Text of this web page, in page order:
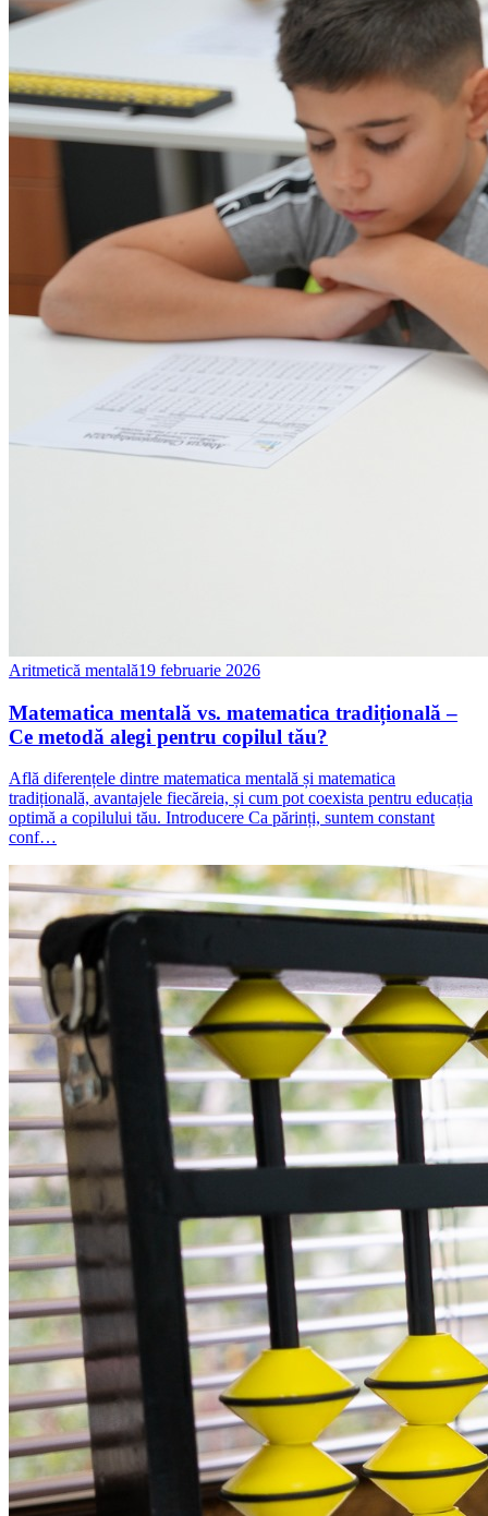
Aritmetică mentală19 februarie 2026
Matematica mentală vs. matematica tradițională –
Ce metodă alegi pentru copilul tău?
Află diferențele dintre matematica mentală și matematica
tradițională, avantajele fiecăreia, și cum pot coexista pentru educația
optimă a copilului tău. Introducere Ca părinți, suntem constant
conf…